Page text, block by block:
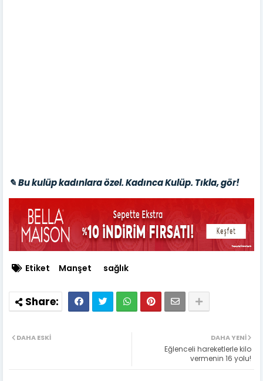
✎ Bu kulüp kadınlara özel. Kadınca Kulüp. Tıkla, gör!
Etiket Manşet sağlık
DAHA YENI
Eğlenceli hareketlerle kilo
vermenin 16 yolu!
DAHA ESKI